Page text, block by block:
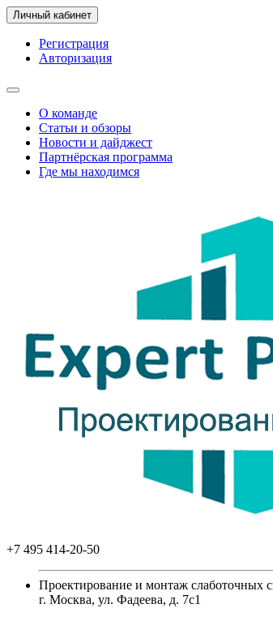
Личный кабинет
Регистрация
Авторизация
О команде
Статьи и обзоры
Новости и дайджест
Партнёрская программа
Где мы находимся
+7 495 414-20-50
Проектирование и монтаж слаботочных
г. Москва, ул. Фадеева, д. 7с1